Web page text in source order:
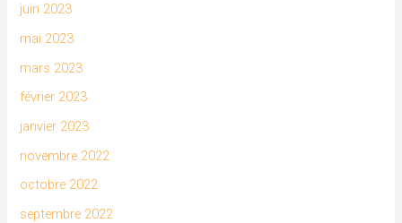
juin 2023
mai 2023
mars 2023
février 2023
janvier 2023
novembre 2022
octobre 2022
septembre 2022